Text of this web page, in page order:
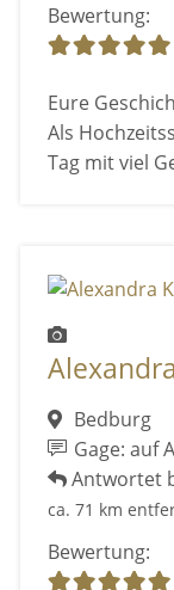
Bewertung:
Eure
Als
Tag mit viel
Bedburg
Gage: auf
Antwortet
ca. 71 km
Bewertung: